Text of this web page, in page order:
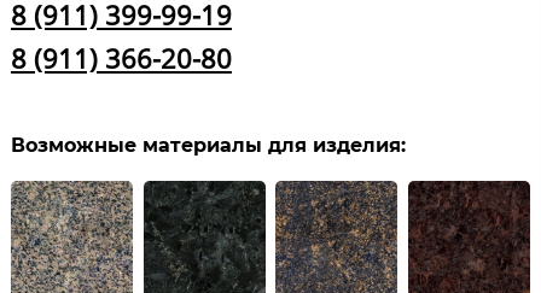
8 (911) 399-99-19
8 (911) 366-20-80
Возможные материалы для изделия: